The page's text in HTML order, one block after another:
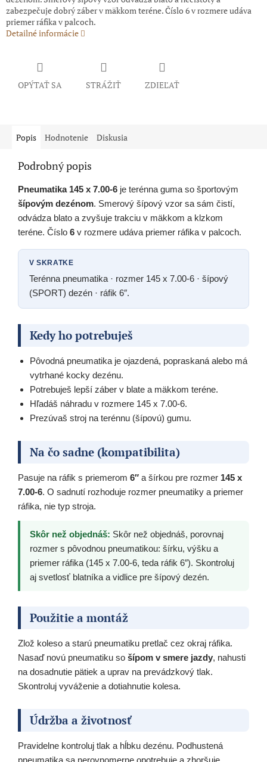
zabezpečuje dobrý záber v mäkkom teréne. Číslo 6 v rozmere udáva
priemer ráfika v palcoch.
Detailné informácie
OPÝTAŤ SA STRÁŽIŤ ZDIEĽAŤ
Popis Hodnotenie Diskusia
Podrobný popis
Pneumatika 145 x 7.00-6 je terénna guma so športovým
šípovým dezénom. Smerový šípový vzor sa sám čistí,
odvádza blato a zvyšuje trakciu v mäkkom a klzkom
teréne. Číslo 6 v rozmere udáva priemer ráfika v palcoch.
V SKRATKE
Terénna pneumatika · rozmer 145 x 7.00-6 · šípový
(SPORT) dezén · ráfik 6″.
Kedy ho potrebuješ
Pôvodná pneumatika je ojazdená, popraskaná alebo má
vytrhané kocky dezénu.
Potrebuješ lepší záber v blate a mäkkom teréne.
Hľadáš náhradu v rozmere 145 x 7.00-6.
Prezúvaš stroj na terénnu (šípovú) gumu.
Na čo sadne (kompatibilita)
Pasuje na ráfik s priemerom 6″ a šírkou pre rozmer 145 x
7.00-6. O sadnutí rozhoduje rozmer pneumatiky a priemer
ráfika, nie typ stroja.
Skôr než objednáš: Skôr než objednáš, porovnaj
rozmer s pôvodnou pneumatikou: šírku, výšku a
priemer ráfika (145 x 7.00-6, teda ráfik 6″). Skontroluj
aj svetlosť blatníka a vidlice pre šípový dezén.
Použitie a montáž
Zlož koleso a starú pneumatiku pretlač cez okraj ráfika.
Nasaď novú pneumatiku so šípom v smere jazdy, nahusti
na dosadnutie pätiek a uprav na prevádzkový tlak.
Skontroluj vyváženie a dotiahnutie kolesa.
Údržba a životnosť
Pravidelne kontroluj tlak a hĺbku dezénu. Podhustená